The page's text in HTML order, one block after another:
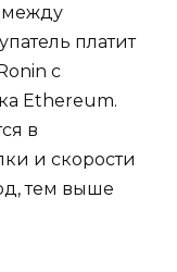
между
платит
c
Ethereum.
в
и скорости
тем выше